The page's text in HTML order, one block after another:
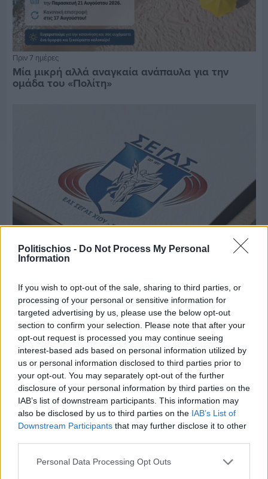
Politischios - Do Not Process My Personal
Information
If you wish to opt-out of the sale, sharing to third parties, or
processing of your personal or sensitive information for
targeted advertising by us, please use the below opt-out
section to confirm your selection. Please note that after your
opt-out request is processed you may continue seeing
interest-based ads based on personal information utilized by
us or personal information disclosed to third parties prior to
your opt-out. You may separately opt-out of the further
disclosure of your personal information by third parties on the
IAB’s list of downstream participants. This information may
also be disclosed by us to third parties on the IAB’s List of
Downstream Participants that may further disclose it to other
Personal Data Processing Opt Outs
Πριν 7 ημέρες
Μία μικρή αλλά αναγκαία ανάπαυλα για την
ομάδα του «Πολίτη»
Πριν 7 ημέρες
Τρίτος στη σφαιροβολία στη διεθνή συνάντηση
Ελλάδας–Κύπρου Κ18 ο Δημήτρης Τέλλιος